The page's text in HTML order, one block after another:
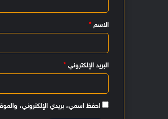
الاسم*
البريد الإلكتروني*
احفظ اسمي، بريدي الإلكتروني،